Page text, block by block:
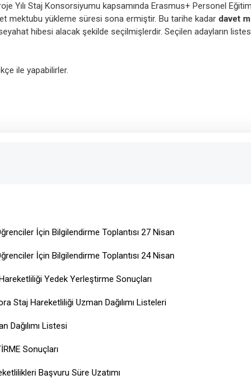
Yılı Staj Konsorsiyumu kapsamında Erasmus+ Personel
mektubu yükleme süresi sona ermiştir. Bu tarihe kadar davet
hibesi alacak şekilde seçilmişlerdir. Seçilen adayların
ile yapabilirler.
İçin Bilgilendirme Toplantısı 27 Nisan
İçin Bilgilendirme Toplantısı 24 Nisan
Yedek Yerleştirme Sonuçları
Staj Hareketliliği Uzman Dağılımı Listeleri
Dağılımı Listesi
Sonuçları
Başvuru Süre Uzatımı